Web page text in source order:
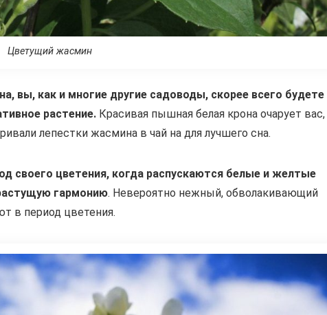
Цветущий жасмин
вы, как и многие другие садоводы, скорее всего будете
растение. Красивая пышная белая крона очарует вас,
лепестки жасмина в чай на для лучшего сна.
своего цветения, когда распускаются белые и желтые
гармонию. Невероятно нежный, обволакивающий
в период цветения.